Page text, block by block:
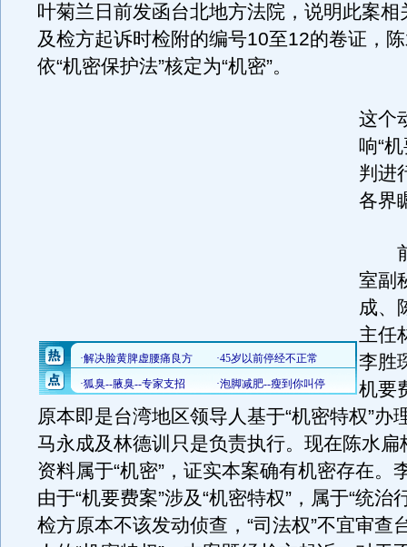
叶菊兰日前发函台北地方法院，说明此案相
及检方起诉时检附的编号10至12的卷证，
依“机密保护法”核定为“机密”。
这个
响“
判进
各界
前
室副
成、
主任
李胜
机要
原本即是台湾地区领导人基于“机密特权”办
马永成及林德训只是负责执行。现在陈水扁
资料属于“机密”，证实本案确有机密存在。
由于“机要费案”涉及“机密特权”，属于“统治
检方原本不该发动侦查，“司法权”不宜审查